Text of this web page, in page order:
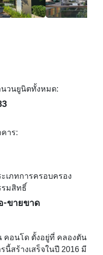
นวนยูนิตทั้งหมด:
าร:
เภทการครอบครอง
รมสิทธิ์
-ขายขาด
คอนโด ตั้งอยู่ที่ คลองตัน
นี้สร้างเสร็จในปี 2016 มี